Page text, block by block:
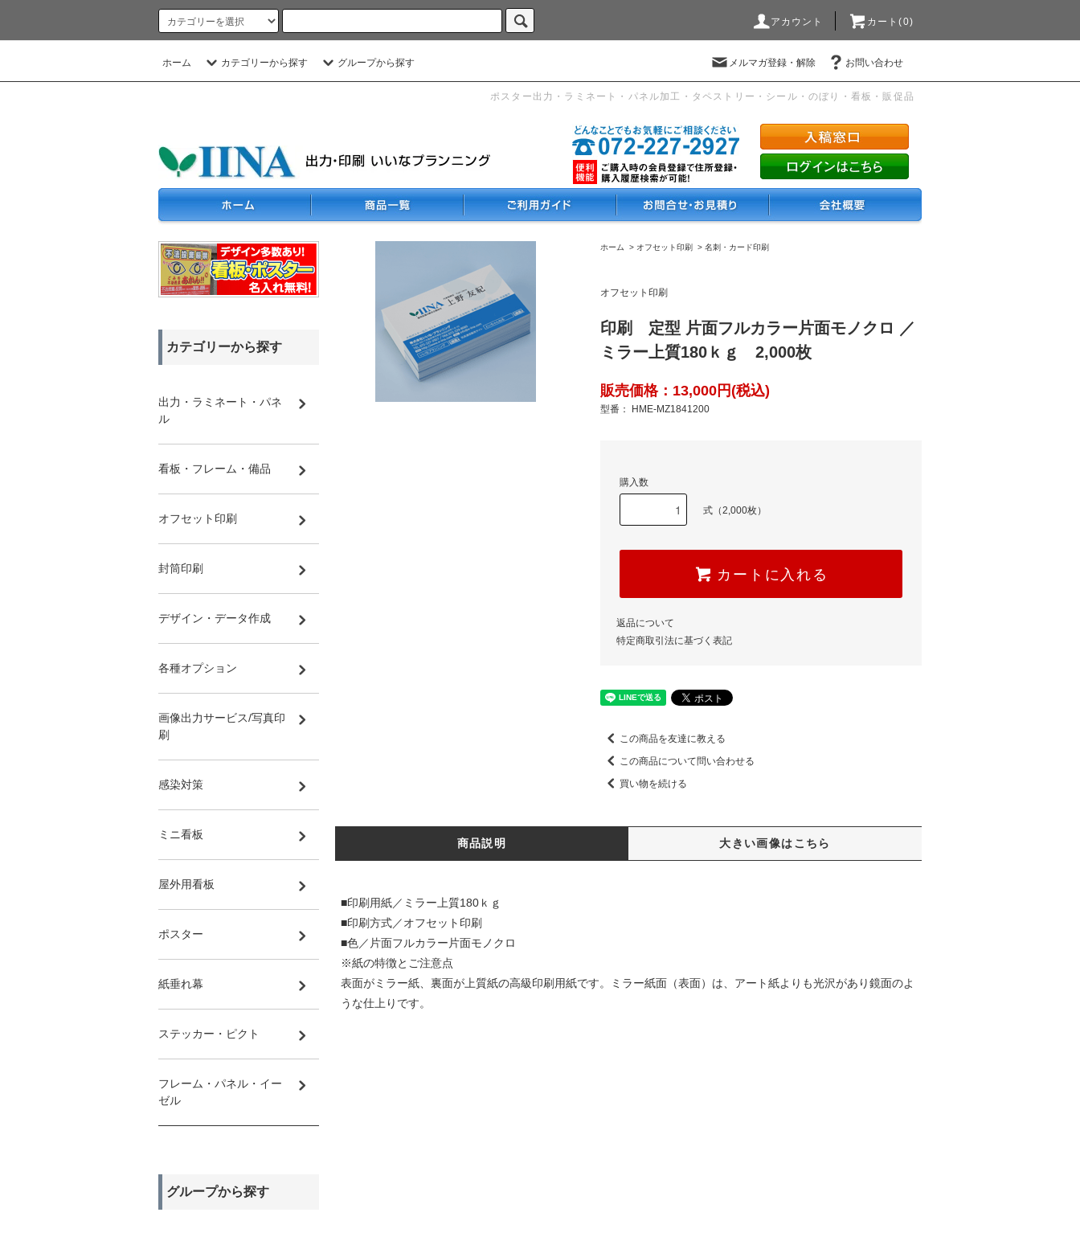
アカウント カート(0)
ホーム カテゴリーから探す グループから探す メルマガ登録・解除 お問い合わせ
ポスター出力・ラミネート・パネル加工・タペストリー・シール・のぼり・看板・販促品
ホーム > オフセット印刷 > 名刺・カード印刷
オフセット印刷
印刷 定型 片面フルカラー片面モノクロ ／
ミラー上質180ｋｇ 2,000枚
販売価格：13,000円(税込)
型番： HME-MZ1841200
購入数
式（2,000枚）
カートに入れる
返品について
特定商取引法に基づく表記
この商品を友達に教える
この商品について問い合わせる
買い物を続ける
商品説明 大きい画像はこちら
■印刷用紙／ミラー上質180ｋｇ
■印刷方式／オフセット印刷
■色／片面フルカラー片面モノクロ
※紙の特徴とご注意点
表面がミラー紙、裏面が上質紙の高級印刷用紙です。ミラー紙面（表面）は、アート紙よりも光沢があり鏡面のよ
うな仕上りです。
カテゴリーから探す
出力・ラミネート・パネ
ル
看板・フレーム・備品
オフセット印刷
封筒印刷
デザイン・データ作成
各種オプション
画像出力サービス/写真印
刷
感染対策
ミニ看板
屋外用看板
ポスター
紙垂れ幕
ステッカー・ピクト
フレーム・パネル・イー
ゼル
グループから探す